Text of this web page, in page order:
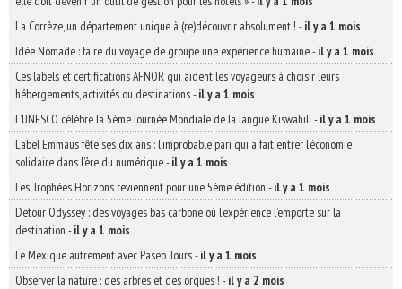
La Corrèze, un département unique à (re)découvrir absolument ! -il y a 1 mois
Idée Nomade : faire du voyage de groupe une expérience humaine-il y a 1 mois
Ces labels et certifications AFNOR qui aident les voyageurs à choisir leurs
hébergements, activités ou destinations-il y a 1 mois
L’UNESCO célèbre la 5ème Journée Mondiale de la langue Kiswahili -il y a 1 mois
Label Emmaüs fête ses dix ans : l’improbable pari qui a fait entrer l’économie
solidaire dans l’ère du numérique-il y a 1 mois
Les Trophées Horizons reviennent pour une 5ème édition -il y a 1 mois
Detour Odyssey : des voyages bas carbone où l’expérience l’emporte sur la
destination -il y a 1 mois
Le Mexique autrement avec Paseo Tours-il y a 1 mois
Observer la nature : des arbres et des orques ! -il y a 2 mois